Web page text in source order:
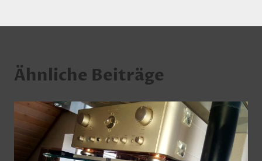
Ähnliche Beiträge